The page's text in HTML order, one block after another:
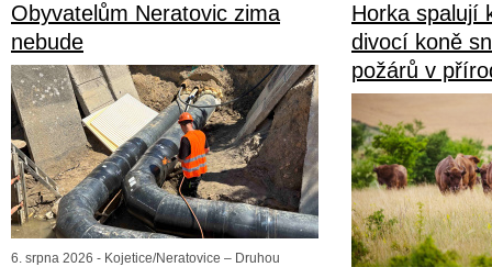
Obyvatelům Neratovic zima
nebude
6. srpna 2026 - Kojetice/Neratovice – Druhou
Horka spalují
divocí koně
požárů v